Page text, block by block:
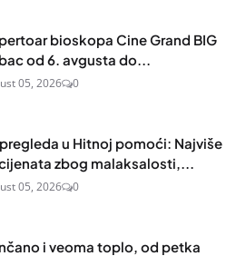
bioskopa Cine Grand BIG
od 6. avgusta do...
05, 2026 0
u Hitnoj pomoći: Najviše
zbog malaksalosti,...
05, 2026 0
i veoma toplo, od petka